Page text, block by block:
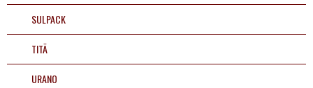
SULPACK
TITÃ
URANO